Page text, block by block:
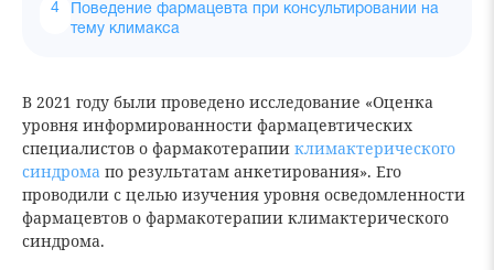
Поведение фармацевта при консультировании на
тему климакса
В 2021 году были проведено исследование «Оценка
уровня информированности фармацевтических
специалистов о фармакотерапии климактерического
синдрома по результатам анкетирования». Его
проводили с целью изучения уровня осведомленности
фармацевтов о фармакотерапии климактерического
синдрома.